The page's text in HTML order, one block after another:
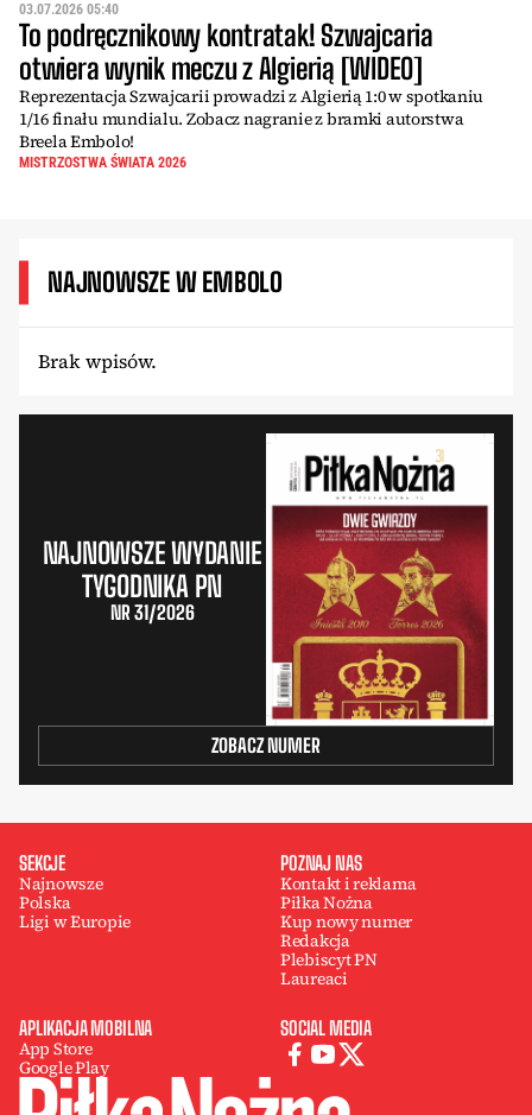
03.07.2026 05:40
To podręcznikowy kontratak! Szwajcaria
otwiera wynik meczu z Algierią [WIDEO]
Reprezentacja Szwajcarii prowadzi z Algierią 1:0 w spotkaniu
1/16 finału mundialu. Zobacz nagranie z bramki autorstwa
Breela Embolo!
MISTRZOSTWA ŚWIATA 2026
NAJNOWSZE W EMBOLO
Brak wpisów.
NAJNOWSZE WYDANIE
TYGODNIKA PN
NR 31/2026
ZOBACZ NUMER
SEKCJE
Najnowsze
Polska
Ligi w Europie
POZNAJ NAS
Kontakt i reklama
Piłka Nożna
Kup nowy numer
Redakcja
Plebiscyt PN
Laureaci
APLIKACJA MOBILNA
App Store
Google Play
SOCIAL MEDIA